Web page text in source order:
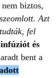
biztos,
Azt
fel
és
bent a